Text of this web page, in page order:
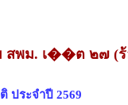
สพม. เ��ต ๒๗ (ร้
ประจำปี 2569